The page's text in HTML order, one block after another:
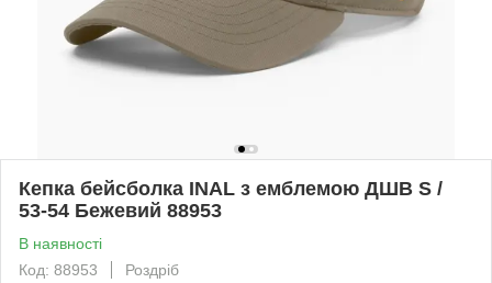
Кепка бейсболка INAL з емблемою ДШВ S /
53-54 Бежевий 88953
В наявності
Код: 88953
Роздріб